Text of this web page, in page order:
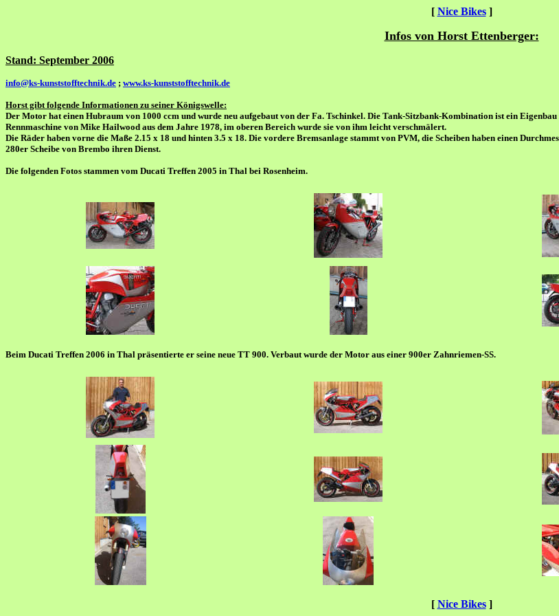
[ Nice Bikes]
Infos von Horst Ettenberger:
Stand: September 2006
info@ks-kunststofftechnik.de ; www.ks-kunststofftechnik.de
Horst gibt folgende Informationen zu seiner Königswelle:
Der Motor hat einen Hubraum von 1000 ccm und wurde neu aufgebaut von der Fa. Tschinkel. Die Tank-Sitzbank-Kombination ist ein
Rennmaschine von Mike Hailwood aus dem Jahre 1978, im oberen Bereich wurde sie von ihm leicht verschmälert.
Die Räder haben vorne die Maße 2.15 x 18 und hinten 3.5 x 18. Die vordere Bremsanlage stammt von PVM, die Scheiben haben einen
280er Scheibe von Brembo ihren Dienst.
Die folgenden Fotos stammen vom Ducati Treffen 2005 in Thal bei Rosenheim.
Beim Ducati Treffen 2006 in Thal präsentierte er seine neue TT 900. Verbaut wurde der Motor aus einer 900er Zahnriemen-SS.
[ Nice Bikes]